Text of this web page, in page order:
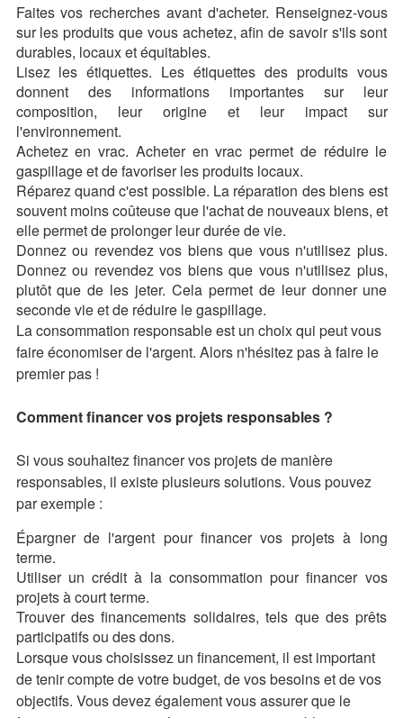
Faites vos recherches avant d'acheter. Renseignez-vous
sur les produits que vous achetez, afin de savoir s'ils sont
durables, locaux et équitables.
Lisez les étiquettes. Les étiquettes des produits vous
donnent des informations importantes sur leur
composition, leur origine et leur impact sur
l'environnement.
Achetez en vrac. Acheter en vrac permet de réduire le
gaspillage et de favoriser les produits locaux.
Réparez quand c'est possible. La réparation des biens est
souvent moins coûteuse que l'achat de nouveaux biens, et
elle permet de prolonger leur durée de vie.
Donnez ou revendez vos biens que vous n'utilisez plus.
Donnez ou revendez vos biens que vous n'utilisez plus,
plutôt que de les jeter. Cela permet de leur donner une
seconde vie et de réduire le gaspillage.
La consommation responsable est un choix qui peut vous
faire économiser de l'argent. Alors n'hésitez pas à faire le
premier pas !
Comment financer vos projets responsables ?
Si vous souhaitez financer vos projets de manière
responsables, il existe plusieurs solutions. Vous pouvez
par exemple :
Épargner de l'argent pour financer vos projets à long
terme.
Utiliser un crédit à la consommation pour financer vos
projets à court terme.
Trouver des financements solidaires, tels que des prêts
participatifs ou des dons.
Lorsque vous choisissez un financement, il est important
de tenir compte de votre budget, de vos besoins et de vos
objectifs. Vous devez également vous assurer que le